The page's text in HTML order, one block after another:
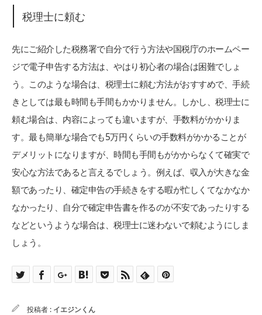
税理士に頼む
先にご紹介した税務署で自分で行う方法や国税庁のホームペー
ジで電子申告する方法は、やはり初心者の場合は困難でしょ
う。このような場合は、税理士に頼む方法がおすすめで、手続
きとしては最も時間も手間もかかりません。しかし、税理士に
頼む場合は、内容によっても違いますが、手数料がかかりま
す。最も簡単な場合でも5万円くらいの手数料がかかることが
デメリットになりますが、時間も手間もがかからなくて確実で
安心な方法であると言えるでしょう。例えば、収入が大きな金
額であったり、確定申告の手続きをする暇が忙しくてなかなか
なかったり、自分で確定申告書を作るのが不安であったりする
などというような場合は、税理士に迷わないで頼むようにしま
しょう。
投稿者 : イエジンくん